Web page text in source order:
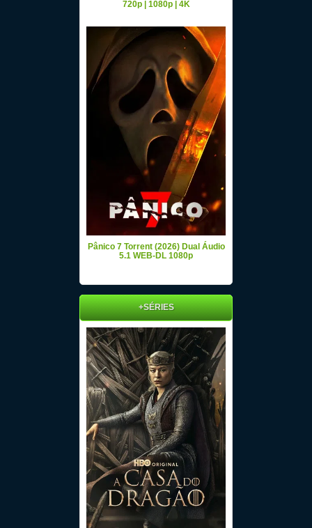
720p | 1080p | 4K
Pânico 7 Torrent (2026) Dual Áudio
5.1 WEB-DL 1080p
+SÉRIES